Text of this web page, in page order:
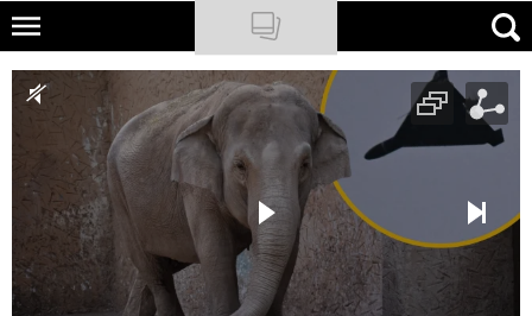
Skip
main
content
NATIONAL GEOGRAPHIC
TRAVELER
PODCASTY
Sklep
Newsletter